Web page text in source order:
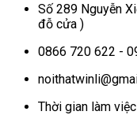
Số 289 Nguyễn
đỗ cửa )
0866 720 622 -
Thời gian làm